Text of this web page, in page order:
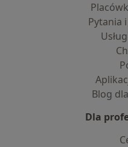
Pytania
Blog
Dla